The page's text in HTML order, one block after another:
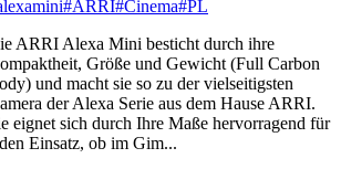
#ARRI#Cinema#PL
ARRI Alexa Mini besticht durch ihre
Größe und Gewicht (Full Carbon
und macht sie so zu der vielseitigsten
der Alexa Serie aus dem Hause ARRI.
eignet sich durch Ihre Maße hervorragend für
Einsatz, ob im Gim...